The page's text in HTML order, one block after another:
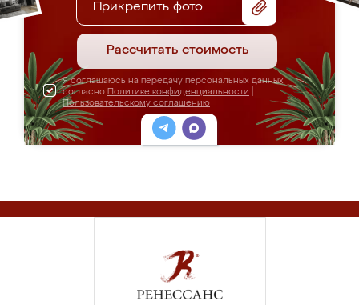
Прикрепить фото
Рассчитать стоимость
Я соглашаюсь на передачу персональных данных
согласно Политике конфиденциальности
Пользовательскому соглашению